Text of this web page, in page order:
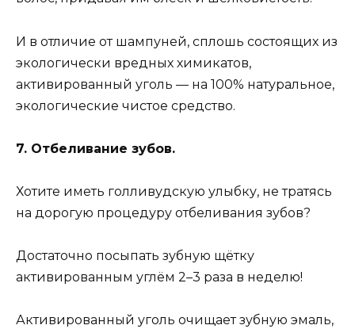
И в отличие от шампуней, сплошь состоящих из
экологически вредных химикатов,
активированный уголь — на 100% натуральное,
экологические чистое средство.
7. Отбеливание зубов.
Хотите иметь голливудскую улыбку, не тратясь
на дорогую процедуру отбеливания зубов?
Достаточно посыпать зубную щётку
активированным углём 2–3 раза в неделю!
Активированный уголь очищает зубную эмаль,